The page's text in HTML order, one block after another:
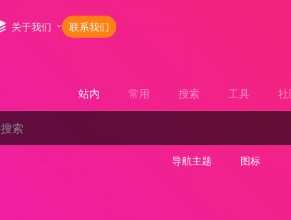
关于我们 联系我们
站内 常用 搜索 工具 社
导航主题 图标